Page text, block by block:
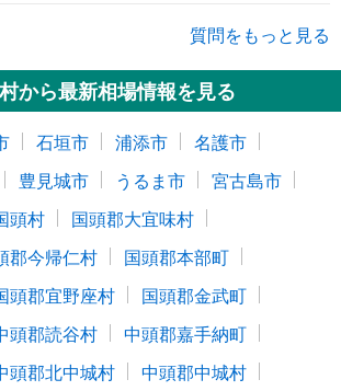
質問をもっと見る
から最新相場情報を見る
石垣市 浦添市
名護市
豊見城市 うるま市
宮古島市
頭村
国頭郡大宜味村
郡今帰仁村
国頭郡本部町
頭郡宜野座村
国頭郡金武町
頭郡読谷村
中頭郡嘉手納町
頭郡北中城村
中頭郡中城村